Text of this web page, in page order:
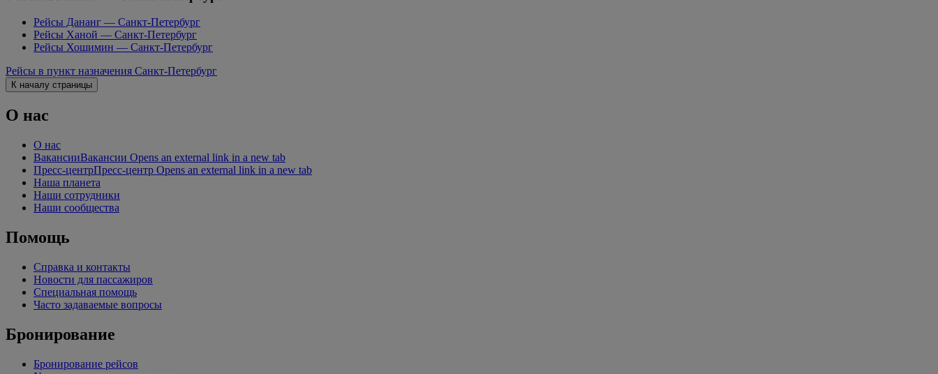
Рейсы Дананг — Санкт-Петербург
Рейсы Ханой — Санкт-Петербург
Рейсы Хошимин — Санкт-Петербург
Рейсы в пункт назначения Санкт-Петербург
К началу страницы
О нас
О нас
ВакансииВакансии Opens an external link in a new tab
Пресс-центрПресс-центр Opens an external link in a new tab
Наша планета
Наши сотрудники
Наши сообщества
Помощь
Справка и контакты
Новости для пассажиров
Специальная помощь
Часто задаваемые вопросы
Бронирование
Бронирование рейсов